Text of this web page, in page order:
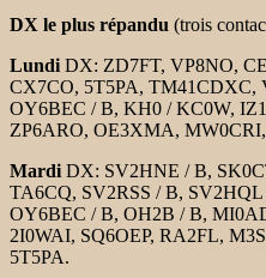
DX le plus répandu (trois
Lundi DX: ZD7FT, VP8NO,
CX7CO, 5T5PA, TM41CDXC,
OY6BEC / B, KH0 / KC0W,
ZP6ARO, OE3XMA, MW0CRI,
Mardi DX: SV2HNE / B,
TA6CQ, SV2RSS / B,
OY6BEC / B, OH2B / B,
2I0WAI, SQ6OEP, RA2FL,
5T5PA.